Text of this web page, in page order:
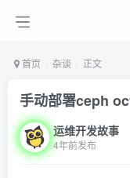
首页 杂谈 正文
手动部署ceph
运维开发故事
4年前发布